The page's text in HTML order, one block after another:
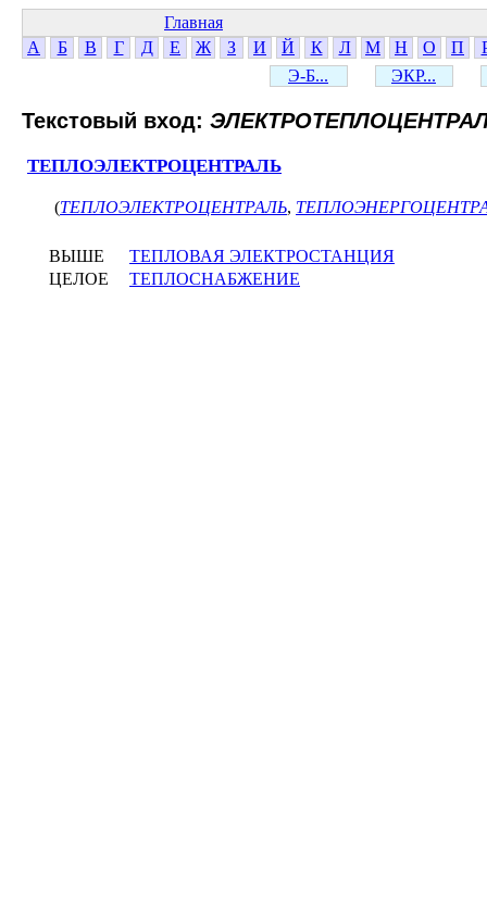
Главная
А
Б В Г Д Е Ж З И Й К Л М Н О П
Э-Б...
ЭКР...
Текстовый вход:
ТЕПЛОЭЛЕКТРОЦЕНТРАЛЬ
(ТЕПЛОЭЛЕКТРОЦЕНТРАЛЬ,
ВЫШЕ
ТЕПЛОВАЯ ЭЛЕКТРОСТАНЦИЯ
ЦЕЛОЕ
ТЕПЛОСНАБЖЕНИЕ